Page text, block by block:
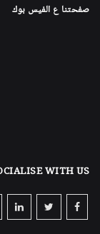
صفحتنا ع الفيس بوك
WITH US